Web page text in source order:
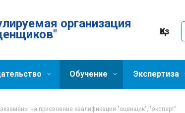
организация
Қаз
Обучение Экспертиза
на присвоение квалификации "оценщик", "эксперт"